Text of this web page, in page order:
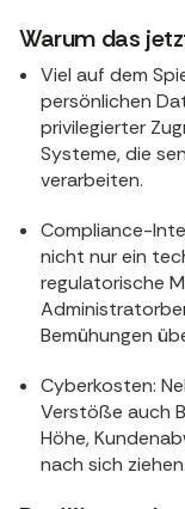
Warum das
Viel auf dem
persönlichen
privilegierter
Systeme, die
verarbeiten.
Compliance-
nicht nur ein
regulatorische
Bemühungen
Cyberkosten:
Verstöße auch
Höhe,
nach sich ziehen.